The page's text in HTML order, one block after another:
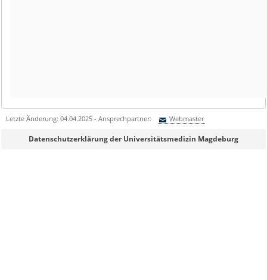
Letzte Änderung: 04.04.2025 - Ansprechpartner: Webmaster
Sie können eine Nachricht versenden an:Webmaster
Datenschutzerklärung der Universitätsmedizin Magdeburg